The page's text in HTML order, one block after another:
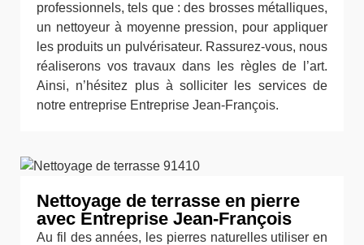
professionnels, tels que : des brosses métalliques,
un nettoyeur à moyenne pression, pour appliquer
les produits un pulvérisateur. Rassurez-vous, nous
réaliserons vos travaux dans les règles de l’art.
Ainsi, n’hésitez plus à solliciter les services de
notre entreprise Entreprise Jean-François.
Nettoyage de terrasse en pierre
avec Entreprise Jean-François
Au fil des années, les pierres naturelles utiliser en